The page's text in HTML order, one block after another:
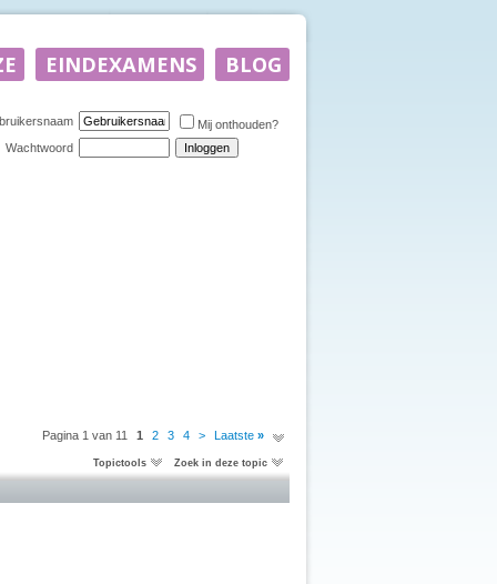
Mij onthouden?
Wachtwoord
Pagina 1 van 11 1 2 3 4 > Laatste »
Topictools Zoek in deze topic